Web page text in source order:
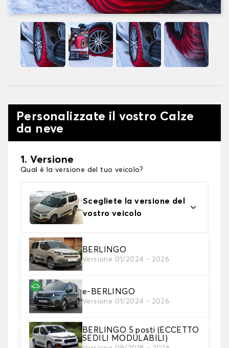
Personalizzate il vostro Calze
da neve
1. Versione
Qual è la versione del tuo veicolo?
Scegliete la versione del
vostro veicolo
BERLINGO
Versione 01/2024 - 2026
e-BERLINGO
Versione 01/2024 - 2026
BERLINGO 5 posti (ECCETTO
SEDILI MODULABILI)
2. Finitura a calza
Scegli le calze da neve adatte alle tue necessità
3. Dimensioni
Inserire le dimensioni del pneumatico
Dove posso trovare le misure dei pneumatici?